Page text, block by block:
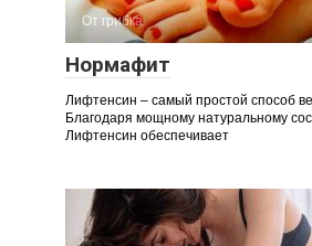
От грибка
Нормафит
Лифтенсин – самый простой способ
Благодаря мощному натуральному
Лифтенсин обеспечивает